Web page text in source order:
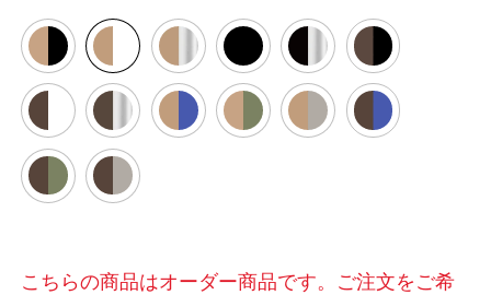
こちらの商品はオーダー商品です。ご注文をご希